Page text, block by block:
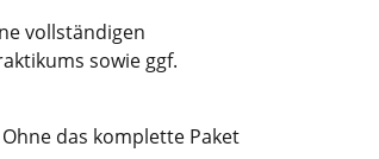
vollständigen
sowie ggf.
das komplette Paket